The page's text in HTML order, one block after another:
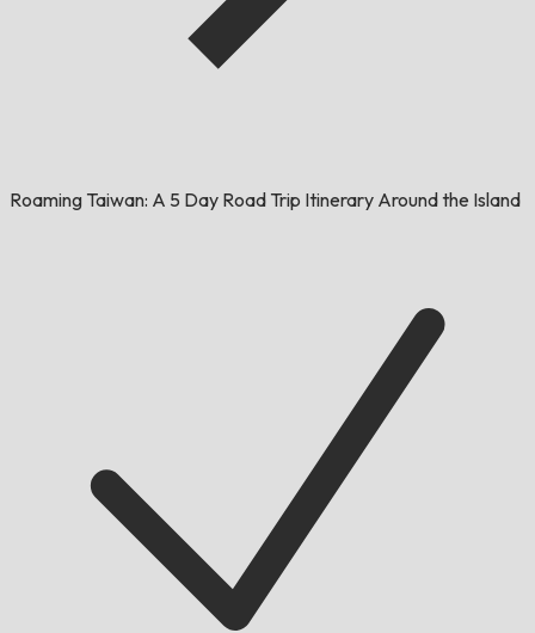
Roaming Taiwan: A 5 Day Road Trip Itinerary Around the Island